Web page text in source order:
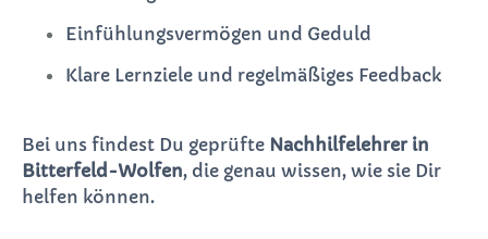
Einfühlungsvermögen und Geduld
Klare Lernziele und regelmäßiges Feedback
Bei uns findest Du geprüfte Nachhilfelehrer in
Bitterfeld-Wolfen, die genau wissen, wie sie Dir
helfen können.